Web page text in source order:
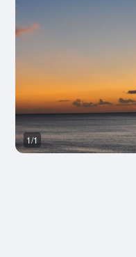
1/1